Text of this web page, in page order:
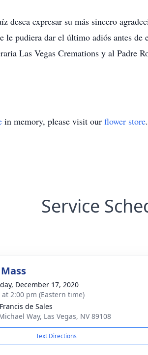
desea expresar su más sincero
le pudiera dar el último adiós antes de
Las Vegas Cremations y al Padre
in memory, please visit our flower store.
Service
December 17, 2020
at 2:00 pm (Eastern time)
de Sales
Way, Las Vegas, NV 89108
Text Directions